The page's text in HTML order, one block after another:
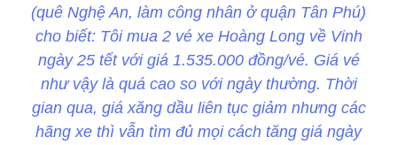
(quê Nghệ An, làm công nhân ở quận Tân Phú)
cho biết: Tôi mua 2 vé xe Hoàng Long về Vinh
ngày 25 tết với giá 1.535.000 đồng/vé. Giá vé
như vậy là quá cao so với ngày thường. Thời
gian qua, giá xăng dầu liên tục giảm nhưng các
hãng xe thì vẫn tìm đủ mọi cách tăng giá ngày